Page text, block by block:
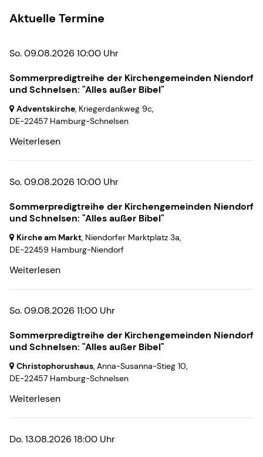
Aktuelle Termine
So. 09.08.2026 10:00 Uhr
Sommerpredigtreihe der Kirchengemeinden Niendorf
und Schnelsen: "Alles außer Bibel"
Adventskirche, Kriegerdankweg 9c,
DE-22457 Hamburg-Schnelsen
Weiterlesen
So. 09.08.2026 10:00 Uhr
Sommerpredigtreihe der Kirchengemeinden Niendorf
und Schnelsen: "Alles außer Bibel"
Kirche am Markt, Niendorfer Marktplatz 3a,
DE-22459 Hamburg-Niendorf
Weiterlesen
So. 09.08.2026 11:00 Uhr
Sommerpredigtreihe der Kirchengemeinden Niendorf
und Schnelsen: "Alles außer Bibel"
Christophorushaus, Anna-Susanna-Stieg 10,
DE-22457 Hamburg-Schnelsen
Weiterlesen
Do. 13.08.2026 18:00 Uhr